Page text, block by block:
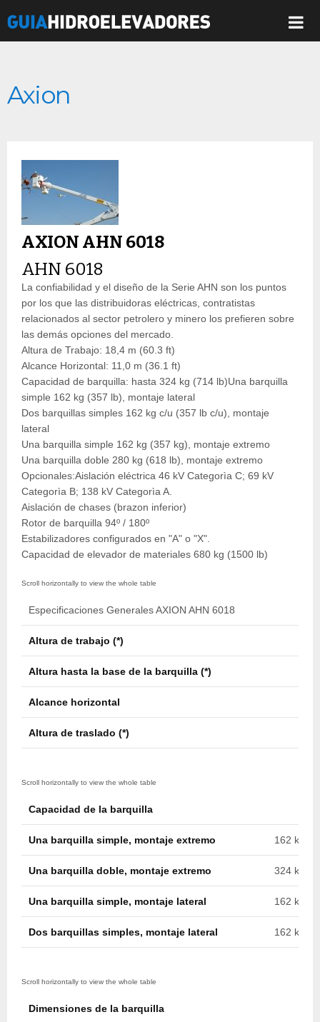
Axion
AXION AHN 6018
AHN 6018
La confiabilidad y el diseño de la Serie AHN son los puntos
por los que las distribuidoras eléctricas, contratistas
relacionados al sector petrolero y minero los prefieren sobre
las demás opciones del mercado.
Altura de Trabajo: 18,4 m (60.3 ft)
Alcance Horizontal: 11,0 m (36.1 ft)
Capacidad de barquilla: hasta 324 kg (714 lb)Una barquilla
simple 162 kg (357 lb), montaje lateral
Dos barquillas simples 162 kg c/u (357 lb c/u), montaje
lateral
Una barquilla simple 162 kg (357 kg), montaje extremo
Una barquilla doble 280 kg (618 lb), montaje extremo
Opcionales:Aislación eléctrica 46 kV Categorìa C; 69 kV
Categorìa B; 138 kV Categorìa A.
Aislación de chases (brazon inferior)
Rotor de barquilla 94º / 180º
Estabilizadores configurados en "A" o "X".
Capacidad de elevador de materiales 680 kg (1500 lb)
Especificaciones Generales AXION AHN 6018
Altura de trabajo (*)
Altura hasta la base de la barquilla (*)
Alcance horizontal
Altura de traslado (*)
Capacidad de la barquilla
Una barquilla simple, montaje extremo 162 kg
Una barquilla doble, montaje extremo 324 kg
Una barquilla simple, montaje lateral 162 kg
Dos barquillas simples, montaje lateral 162 kg c/
Dimensiones de la barquilla